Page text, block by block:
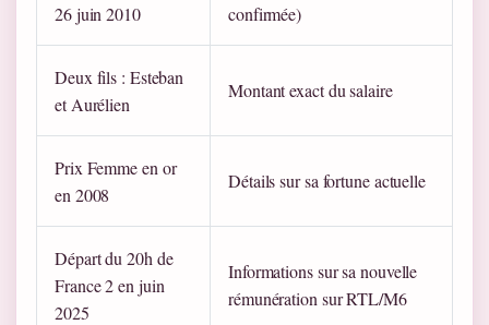
26 juin 2010
confirmée)
Deux fils : Esteban
et Aurélien
Montant exact du salaire
Prix Femme en or
en 2008
Détails sur sa fortune actuelle
Départ du 20h de
France 2 en juin
2025
Informations sur sa nouvelle
rémunération sur RTL/M6